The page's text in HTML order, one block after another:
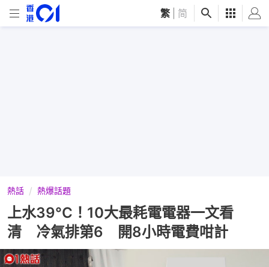
繁 简
熱話 熱爆話題
上水39°C！10大最耗電電器一文看
清 冷氣排第6 開8小時電費咁計